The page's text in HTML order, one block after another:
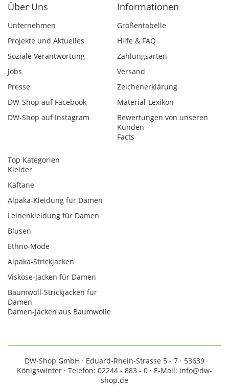
Über Uns
Unternehmen
Projekte und Aktuelles
Soziale Verantwortung
Jobs
Presse
DW-Shop auf Facebook
DW-Shop auf Instagram
Informationen
Größentabelle
Hilfe & FAQ
Zahlungsarten
Versand
Zeichenerklärung
Material-Lexikon
Bewertungen von unseren
Kunden
Facts
Top Kategorien
Kleider
Kaftane
Alpaka-Kleidung für Damen
Leinenkleidung für Damen
Blusen
Ethno-Mode
Alpaka-Strickjacken
Viskose-Jacken für Damen
Baumwoll-Strickjacken für
Damen
Damen-Jacken aus Baumwolle
DW-Shop GmbH · Eduard-Rhein-Strasse 5 - 7 · 53639
Königswinter · Telefon: 02244 - 883 - 0 · E-Mail: info@dw-
shop.de